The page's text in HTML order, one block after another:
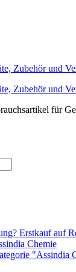
für
Erstkauf auf
Chemie
"Assindia